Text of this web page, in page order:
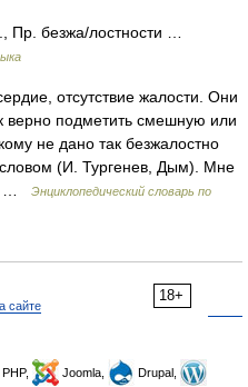
Пр. безжа/лостности …
отсутствие жалости. Они
верно подметить смешную или
не дано так безжалостно
(И. Тургенев, Дым). Мне
…
Энциклопедический словарь по
18+
сайте
Joomla,
Drupal,